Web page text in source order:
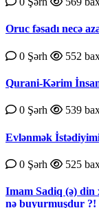
Oruc fəsadı necə
0 Şərh 552
Qurаni-Kərim
0 Şərh 539
Evlənmək
0 Şərh 525
Imam Sadiq (ə) din
nə buyurmuşdur ?!